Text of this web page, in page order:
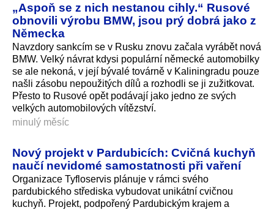
„Aspoň se z nich nestanou cihly.“ Rusové
obnovili výrobu BMW, jsou prý dobrá jako z
Německa
Navzdory sankcím se v Rusku znovu začala vyrábět nová
BMW. Velký návrat kdysi populární německé automobilky
se ale nekoná, v její bývalé továrně v Kaliningradu pouze
našli zásobu nepoužitých dílů a rozhodli se ji zužitkovat.
Přesto to Rusové opět podávají jako jedno ze svých
velkých automobilových vítězství.
minulý měsíc
Nový projekt v Pardubicích: Cvičná kuchyň
naučí nevidomé samostatnosti při vaření
Organizace Tyfloservis plánuje v rámci svého
pardubického střediska vybudovat unikátní cvičnou
kuchyň. Projekt, podpořený Pardubickým krajem a